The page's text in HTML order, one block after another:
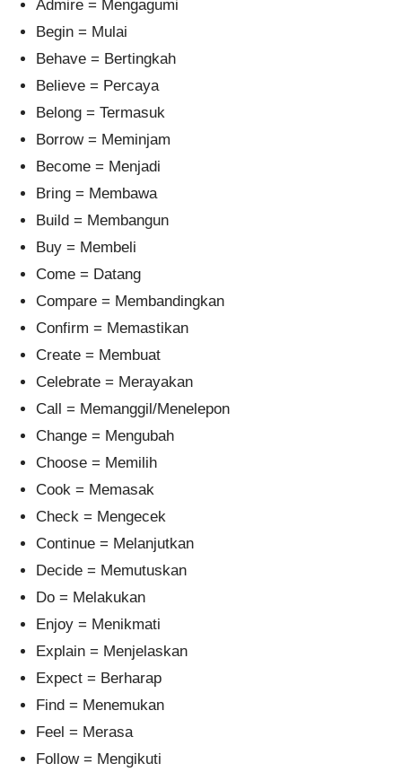
Admire = Mengagumi
Begin = Mulai
Behave = Bertingkah
Believe = Percaya
Belong = Termasuk
Borrow = Meminjam
Become = Menjadi
Bring = Membawa
Build = Membangun
Buy = Membeli
Come = Datang
Compare = Membandingkan
Confirm = Memastikan
Create = Membuat
Celebrate = Merayakan
Call = Memanggil/Menelepon
Change = Mengubah
Choose = Memilih
Cook = Memasak
Check = Mengecek
Continue = Melanjutkan
Decide = Memutuskan
Do = Melakukan
Enjoy = Menikmati
Explain = Menjelaskan
Expect = Berharap
Find = Menemukan
Feel = Merasa
Follow = Mengikuti